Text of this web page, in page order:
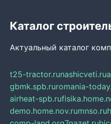
Каталог
Актуальный каталог
t25-tractor.runashicveti.ru
gbmk.spb.ruromania-
airheat-spb.ru
demo.home.nov.rumnso.ru